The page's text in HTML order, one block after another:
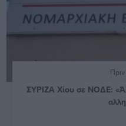
ΣΥΡΙΖΑ Χίου σε ΝΟΔΕ: